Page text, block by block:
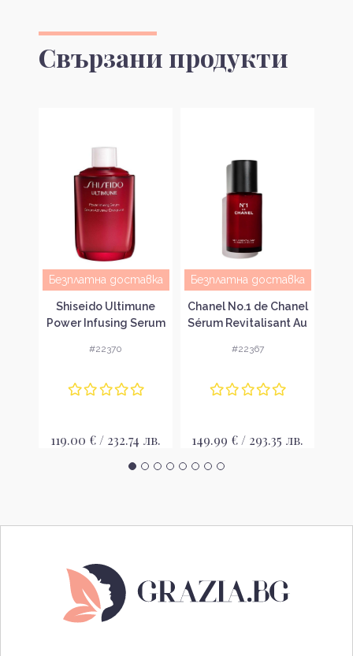
Свързани продукти
Безплатна доставка
Shiseido Ultimune
Power Infusing Serum
стареенето
#22370
119.00 € / 232.74 лв.
Безплатна доставка
Chanel No.1 de Chanel
Sérum Revitalisant Au
Ревитализиращ
деколте
#22367
149.99 € / 293.35 лв.